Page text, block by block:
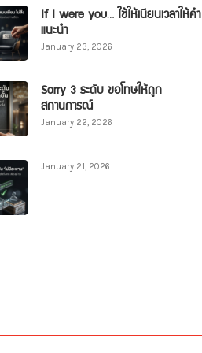
If I were you… ใช้ให้เนียนเวลาให้คำ
แนะนำ
January 23, 2026
Sorry 3 ระดับ ขอโทษให้ถูก
สถานการณ์
January 22, 2026
January 21, 2026